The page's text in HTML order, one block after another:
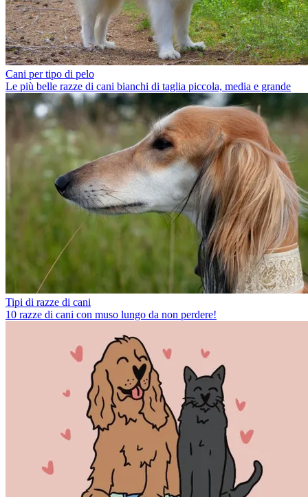
Cani per tipo di pelo
Le più belle razze di cani bianchi di taglia piccola, media e grande
Tipi di razze di cani
10 razze di cani con muso lungo da non perdere!